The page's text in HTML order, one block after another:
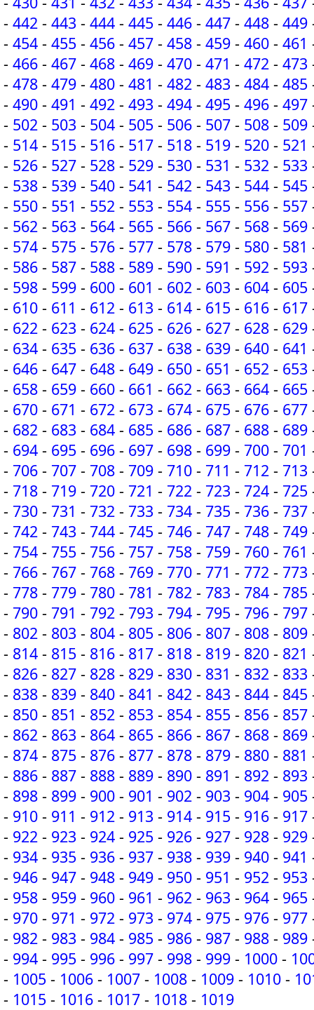
- 442 - 443 - 444 - 445 - 446 - 447 - 448 - 449
- 454 - 455 - 456 - 457 - 458 - 459 - 460 - 461
- 466 - 467 - 468 - 469 - 470 - 471 - 472 - 473
- 478 - 479 - 480 - 481 - 482 - 483 - 484 - 485
- 490 - 491 - 492 - 493 - 494 - 495 - 496 - 497
- 502 - 503 - 504 - 505 - 506 - 507 - 508 - 509
- 514 - 515 - 516 - 517 - 518 - 519 - 520 - 521
- 526 - 527 - 528 - 529 - 530 - 531 - 532 - 533
- 538 - 539 - 540 - 541 - 542 - 543 - 544 - 545
- 550 - 551 - 552 - 553 - 554 - 555 - 556 - 557
- 562 - 563 - 564 - 565 - 566 - 567 - 568 - 569
- 574 - 575 - 576 - 577 - 578 - 579 - 580 - 581
- 586 - 587 - 588 - 589 - 590 - 591 - 592 - 593
- 598 - 599 - 600 - 601 - 602 - 603 - 604 - 605
- 610 - 611 - 612 - 613 - 614 - 615 - 616 - 617
- 622 - 623 - 624 - 625 - 626 - 627 - 628 - 629
- 634 - 635 - 636 - 637 - 638 - 639 - 640 - 641
- 646 - 647 - 648 - 649 - 650 - 651 - 652 - 653
- 658 - 659 - 660 - 661 - 662 - 663 - 664 - 665
- 670 - 671 - 672 - 673 - 674 - 675 - 676 - 677
- 682 - 683 - 684 - 685 - 686 - 687 - 688 - 689
- 694 - 695 - 696 - 697 - 698 - 699 - 700 - 701
- 706 - 707 - 708 - 709 - 710 - 711 - 712 - 713
- 718 - 719 - 720 - 721 - 722 - 723 - 724 - 725
- 730 - 731 - 732 - 733 - 734 - 735 - 736 - 737
- 742 - 743 - 744 - 745 - 746 - 747 - 748 - 749
- 754 - 755 - 756 - 757 - 758 - 759 - 760 - 761
- 766 - 767 - 768 - 769 - 770 - 771 - 772 - 773
- 778 - 779 - 780 - 781 - 782 - 783 - 784 - 785
- 790 - 791 - 792 - 793 - 794 - 795 - 796 - 797
- 802 - 803 - 804 - 805 - 806 - 807 - 808 - 809
- 814 - 815 - 816 - 817 - 818 - 819 - 820 - 821
- 826 - 827 - 828 - 829 - 830 - 831 - 832 - 833
- 838 - 839 - 840 - 841 - 842 - 843 - 844 - 845
- 850 - 851 - 852 - 853 - 854 - 855 - 856 - 857
- 862 - 863 - 864 - 865 - 866 - 867 - 868 - 869
- 874 - 875 - 876 - 877 - 878 - 879 - 880 - 881
- 886 - 887 - 888 - 889 - 890 - 891 - 892 - 893
- 898 - 899 - 900 - 901 - 902 - 903 - 904 - 905
- 910 - 911 - 912 - 913 - 914 - 915 - 916 - 917
- 922 - 923 - 924 - 925 - 926 - 927 - 928 - 929
- 934 - 935 - 936 - 937 - 938 - 939 - 940 - 941
- 946 - 947 - 948 - 949 - 950 - 951 - 952 - 953
- 958 - 959 - 960 - 961 - 962 - 963 - 964 - 965
- 970 - 971 - 972 - 973 - 974 - 975 - 976 - 977
- 982 - 983 - 984 - 985 - 986 - 987 - 988 - 989
- 994 - 995 - 996 - 997 - 998 - 999 - 1000 -
- 1005 - 1006 - 1007 - 1008 - 1009 - 1010 -
- 1015 - 1016 - 1017 - 1018 - 1019